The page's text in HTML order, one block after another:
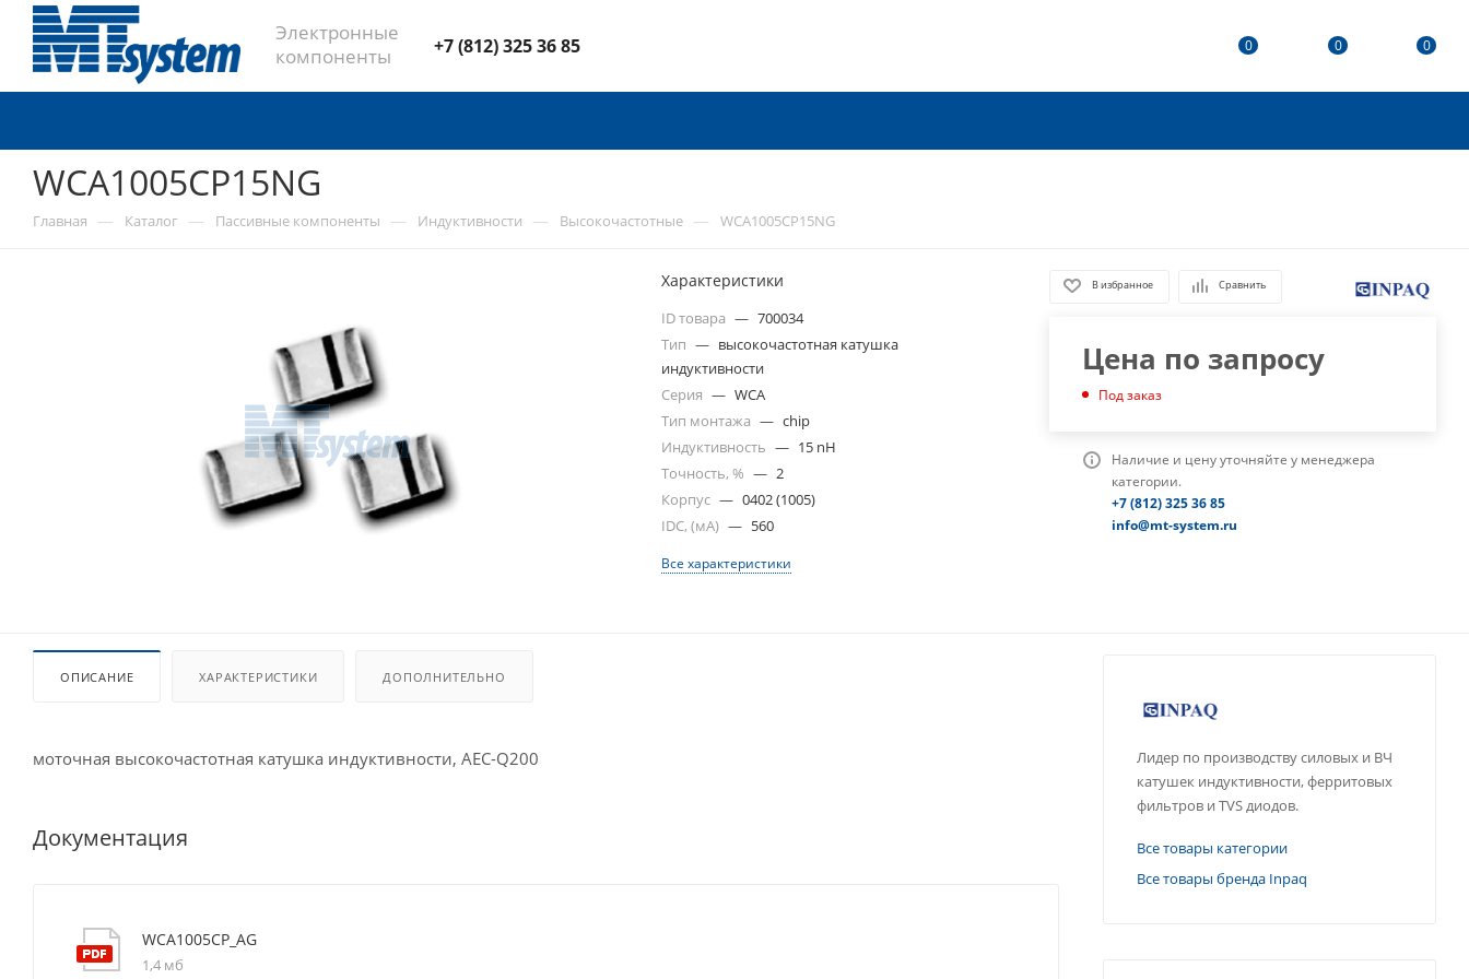
Электронные
компоненты
+7 (812) 325 36 85 0 0 0
WCA1005CP15NG
Главная — Каталог — Пассивные компоненты — Индуктивности — Высокочастотные — WCA1005CP15NG
Характеристики
ID товара — 700034
Тип — высокочастотная катушка
индуктивности
Серия — WCA
Тип монтажа — chip
Индуктивность — 15 nH
Точность, % — 2
Корпус — 0402 (1005)
IDC, (мА) — 560
Все характеристики
В избранное Сравнить
Цена по запросу
Под заказ
Наличие и цену уточняйте у менеджера
категории.
+7 (812) 325 36 85
info@mt-system.ru
ОПИСАНИЕ ХАРАКТЕРИСТИКИ ДОПОЛНИТЕЛЬНО
моточная высокочастотная катушка индуктивности, AEC-Q200
Документация
WCA1005CP_AG
1,4 мб
Лидер по производству силовых и ВЧ
катушек индуктивности, ферритовых
фильтров и TVS диодов.
Все товары категории
Все товары бренда Inpaq